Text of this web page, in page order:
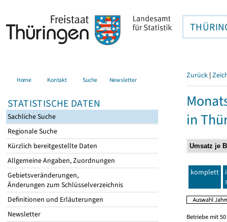
Home Kontakt Suche Newsletter
STATISTISCHE DATEN
Sachliche Suche
Regionale Suche
Kürzlich bereitgestellte Daten
Allgemeine Angaben, Zuordnungen
Gebietsveränderungen,
Änderungen zum Schlüsselverzeichnis
Definitionen und Erläuterungen
Newsletter
Zurück |
in
komplett
Betriebe mit